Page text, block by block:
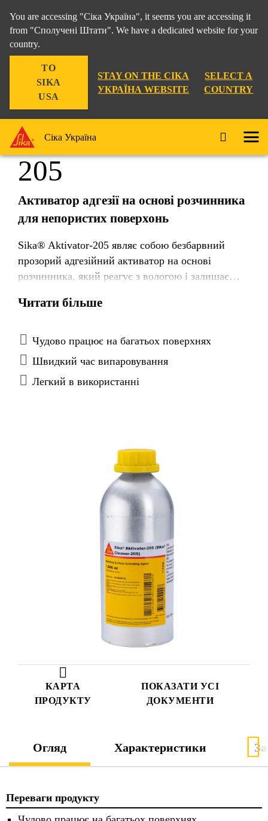
You are accessing "Сіка Україна", it seems you are accessing it
from "Сполучені Штати". We have a dedicated website for your
country.
TO
SIKA
USA
STAY ON THE СІКА
УКРАЇНА WEBSITE
SELECT A
COUNTRY
Сіка Україна
КАРТА
ПРОДУКТУ
ПОКАЗАТИ УСІ
ДОКУМЕНТИ
Sika® Aktivator-
205
Активатор адгезії на основі розчинника
для непористих поверхонь
Sika® Aktivator-205 являє собою безбарвний
прозорий адгезійний активатор на основі
розчинника, який реагує з вологою і залишає
як зв'язок між поверхнею і ґрунтовками або
призначений для підготовки зклеюваних
поверхонь перед нанесенням клеїв і герметиків
Читати більше
Чудово працює на багатьох поверхнях
Швидкий час випаровування
Легкий в використанні
Огляд Характеристики
Переваги продукту